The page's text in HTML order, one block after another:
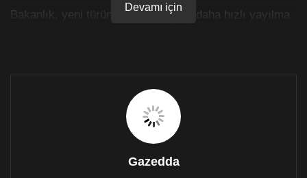
Bakanlık, yeni türün artan viral yük, daha hızlı yayılma
Devamı için
Gazedda